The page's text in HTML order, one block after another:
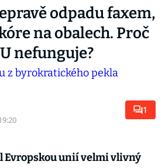
odpadu faxem,
na obalech. Proč
nefunguje?
1
Evropskou unií velmi vlivný